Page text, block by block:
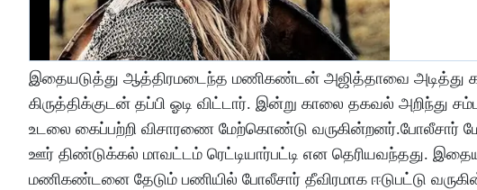
இதையடுத்து ஆத்திரமடைந்த மணிகண்டன் அஜித்தாவை அடித்து
கிருத்திக்குடன் தப்பி ஓடி விட்டார். இன்று காலை தகவல் அறிந்து
உடலை கைப்பற்றி விசாரணை மேற்கொண்டு
ஊர் திண்டுக்கல் மாவட்டம் ரெட்டியார்பட்டி என தெரியவந்தது.
மணிகண்டனை தேடும் பணியில் போலீசார் தீவிரமாக ஈடுபட்டு